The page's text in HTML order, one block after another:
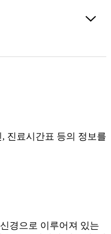
진료시간표 등의 정보를
경으로 이루어져 있는